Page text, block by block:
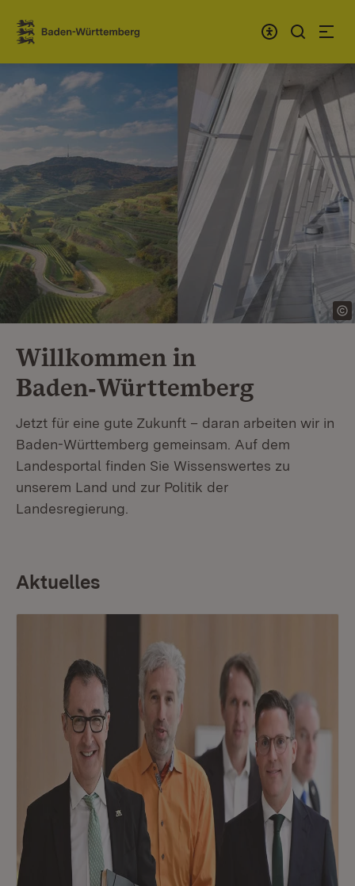
Zum Inhalt springen
Link zur Startseite
Willkommen in
Baden‑Württemberg
Jetzt für eine gute Zukunft – daran arbeiten wir in
Baden-Württemberg gemeinsam. Auf dem
Landesportal finden Sie Wissenswertes zu
unserem Land und zur Politik der
Landesregierung.
Aktuelles